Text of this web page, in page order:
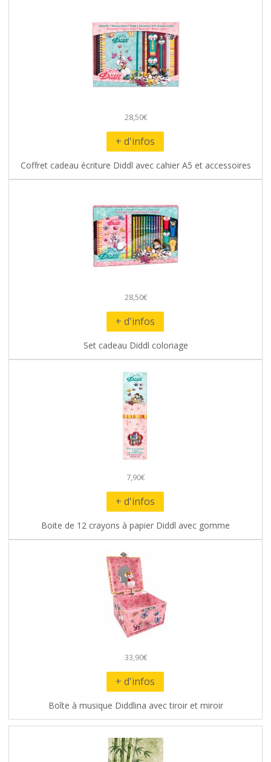
28,50€
+ d'infos
Coffret cadeau écriture Diddl avec cahier A5 et accessoires
28,50€
+ d'infos
Set cadeau Diddl coloriage
7,90€
+ d'infos
Boite de 12 crayons à papier Diddl avec gomme
33,90€
+ d'infos
Boîte à musique Diddlina avec tiroir et miroir